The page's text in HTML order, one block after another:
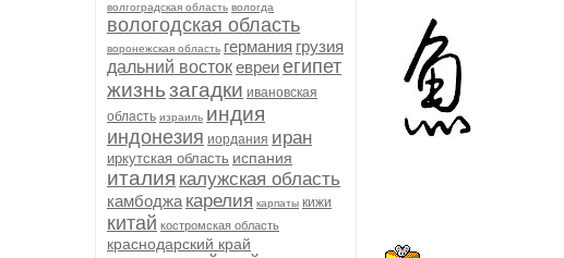
волгоградская область вологда
вологодская область
воронежская область германия грузия
дальний востокевреиегипет
жизньзагадки ивановская
область израиль индия
индонезия иордания иран
иркутская область испания
италия калужская область
камбоджа карелия карпаты кижи
китай костромская область
краснодарский край